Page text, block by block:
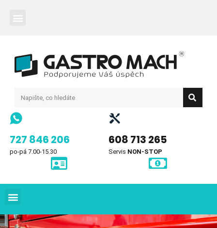
727 846 206
po-pá 7.00-15.30
608 713 265
Servis NON-STOP